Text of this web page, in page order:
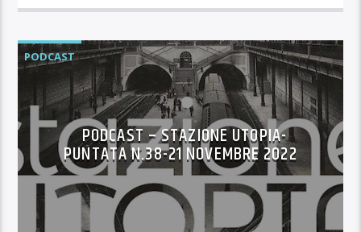
PODCAST
PODCAST – STAZIONE UTOPIA-
PUNTATA N.38-21 NOVEMBRE 2022